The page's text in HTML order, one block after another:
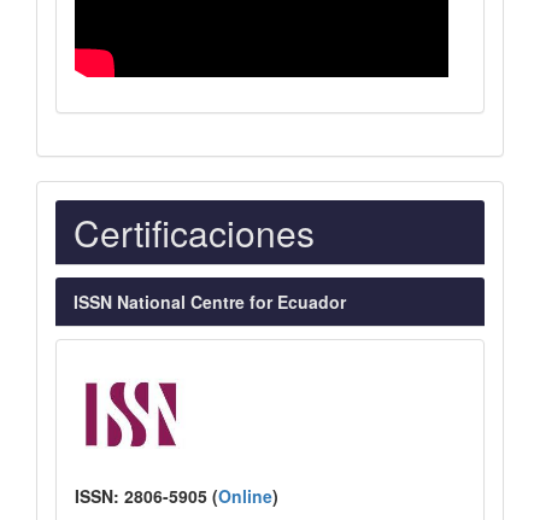
Indexaciones
Certificaciones
ISSN National Centre for Ecuador
ISSN: 2806-5905 (Online)